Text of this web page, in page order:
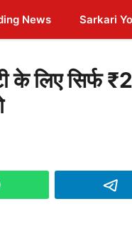
News Sarkari
लिए सिर्फ